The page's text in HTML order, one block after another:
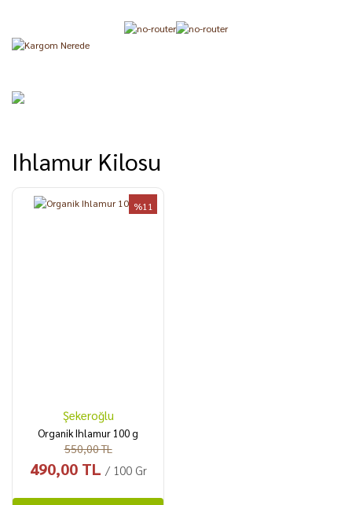
Ihlamur Kilosu
%11
Şekeroğlu
Organik Ihlamur 100 g
550,00 TL
490,00 TL / 100 Gr